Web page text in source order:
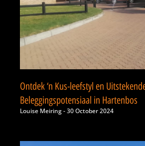
Ontdek ‘n Kus-leefstyl en
Beleggingspotensiaal in Hartenbos
Louise Meiring 30 October 2024